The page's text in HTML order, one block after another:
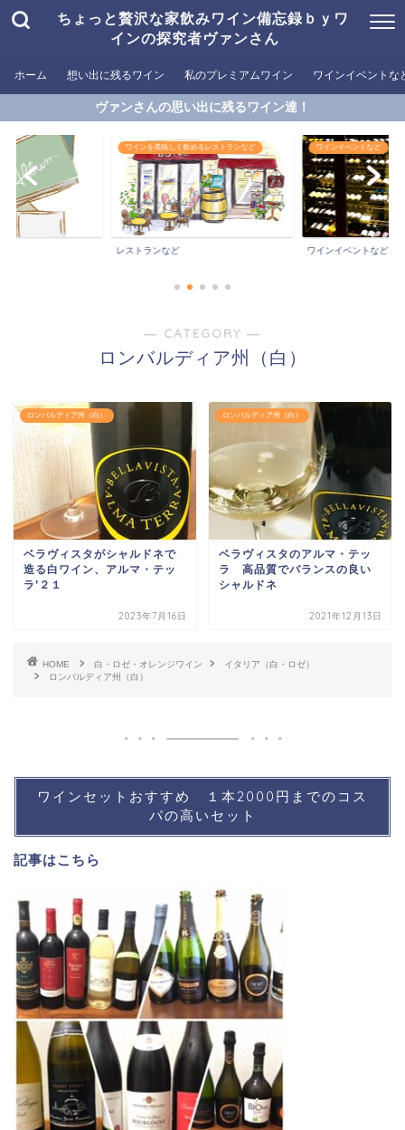
ちょっと贅沢な家飲みワイン備忘録ｂｙワ
インの探究者ヴァンさん
ホーム 想い出に残るワイン 私のプレミアムワイン ワインイベントな
ヴァンさんの思い出に残るワイン達！
ワインを美味しく飲めるレストランなど
レストランなど
ワインイベントなど
ワインイベントなど
― CATEGORY ―
ロンバルディア州（白）
ロンバルディア州（白）
ベラヴィスタがシャルドネで
造る白ワイン、アルマ・テッ
ラ’２１
2023年7月16日
ロンバルディア州（白）
ベラヴィスタのアルマ・テッ
ラ 高品質でバランスの良い
シャルドネ
2021年12月13日
HOME 白・ロゼ・オレンジワイン
イタリア（白・ロゼ）
ロンバルディア州（白）
ワインセットおすすめ １本2000円までのコス
パの高いセット
記事はこちら